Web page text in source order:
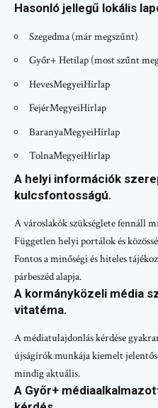
Hasonló jellegű lokális
Szegedma (már megszűnt)
Győr+ Hetilap (most szűnt
HevesMegyeiHírlap
FejérMegyeiHírlap
BaranyaMegyeiHírlap
TolnaMegyeiHírlap
A helyi információk
kulcsfontosságú.
A városlakók szükséglete fennáll
Független helyi portálok és
Fontos a minőségi és hiteles
párbeszéd alapja.
A kormányközeli média
vitatéma.
A médiatulajdonlás kérdése
újságírók munkája kiemelt
mindig aktuális.
A Győr+